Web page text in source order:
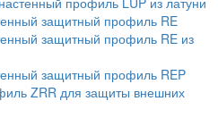
защитный профиль RE
защитный профиль RE из
защитный профиль REP
ZRR для защиты внешних